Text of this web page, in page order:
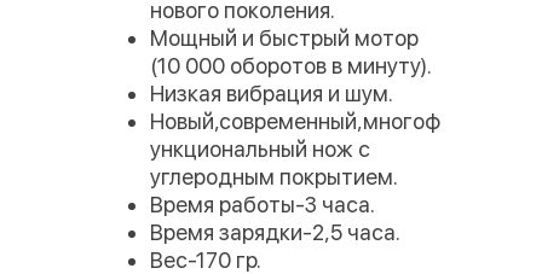
нового поколения.
Мощный и быстрый мотор
(10 000 оборотов в минуту).
Низкая вибрация и шум.
Новый,современный,многоф
ункциональный нож с
углеродным покрытием.
Время работы-3 часа.
Время зарядки-2,5 часа.
Вес-170 гр.